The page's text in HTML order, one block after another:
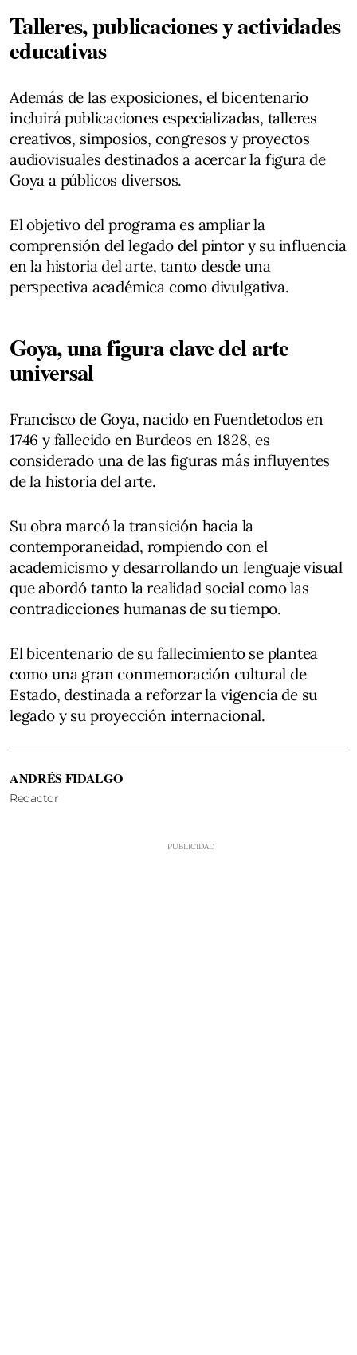
Talleres, publicaciones y actividades
educativas
Además de las exposiciones, el bicentenario
incluirá publicaciones especializadas, talleres
creativos, simposios, congresos y proyectos
audiovisuales destinados a acercar la figura de
Goya a públicos diversos.
El objetivo del programa es ampliar la
comprensión del legado del pintor y su influencia
en la historia del arte, tanto desde una
perspectiva académica como divulgativa.
Goya, una figura clave del arte
universal
Francisco de Goya, nacido en Fuendetodos en
1746 y fallecido en Burdeos en 1828, es
considerado una de las figuras más influyentes
de la historia del arte.
Su obra marcó la transición hacia la
contemporaneidad, rompiendo con el
academicismo y desarrollando un lenguaje visual
que abordó tanto la realidad social como las
contradicciones humanas de su tiempo.
El bicentenario de su fallecimiento se plantea
como una gran conmemoración cultural de
Estado, destinada a reforzar la vigencia de su
legado y su proyección internacional.
ANDRÉS FIDALGO
Redactor